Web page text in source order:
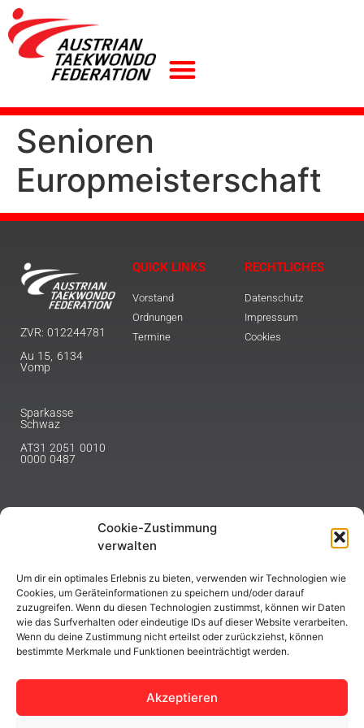
Cookie-Zustimmung
verwalten
Um dir ein optimales Erlebnis zu bieten, verwenden wir Technologien wie
Cookies, um Geräteinformationen zu speichern und/oder darauf
zuzugreifen. Wenn du diesen Technologien zustimmst, können wir Daten
wie das Surfverhalten oder eindeutige IDs auf dieser Website verarbeiten.
Wenn du deine Zustimmung nicht erteilst oder zurückziehst, können
bestimmte Merkmale und Funktionen beeinträchtigt werden.
Akzeptieren
Senioren
Europmeisterschaft
ZVR: 012244781
Au 15, 6134
Vomp
Sparkasse
Schwaz
AT31 2051 0010
0000 0487
QUICK LINKS
Vorstand
Ordnungen
Termine
RECHTLICHES
Datenschutz
Impressum
Cookies
ABONNIEREN